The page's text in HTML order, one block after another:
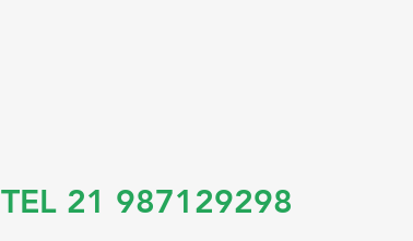
TEL 21 987129298